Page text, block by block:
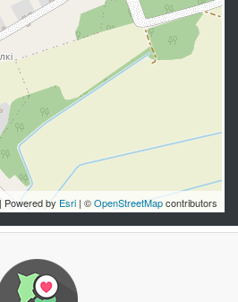
| Powered by Esri | ©OpenStreetMapcontributors